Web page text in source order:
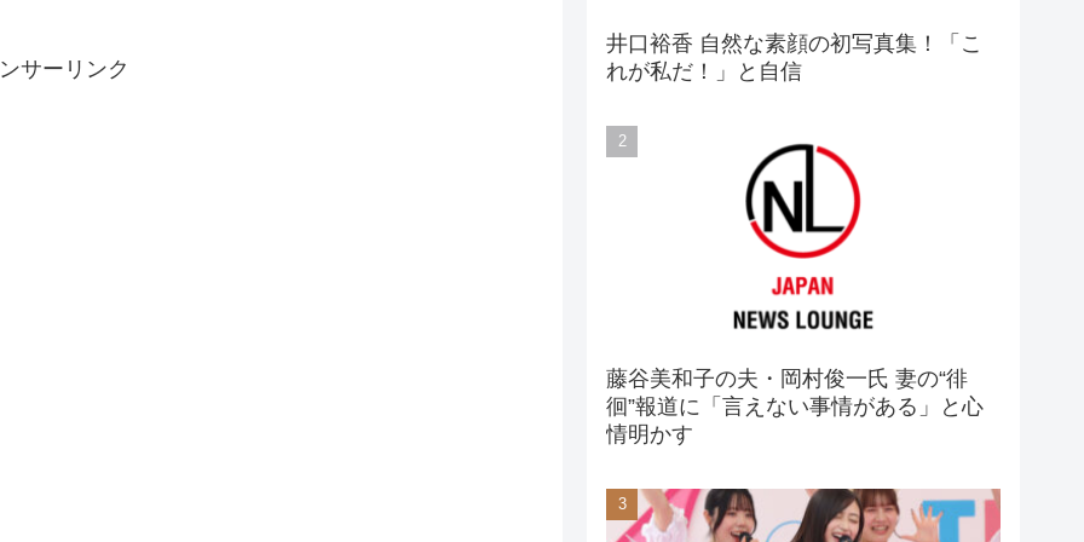
サーリンク
井口裕香 自然な素顔の初写真集！「こ
れが私だ！」と自信
藤谷美和子の夫・岡村俊一氏 妻の“徘
徊”報道に「言えない事情がある」と心
情明かす